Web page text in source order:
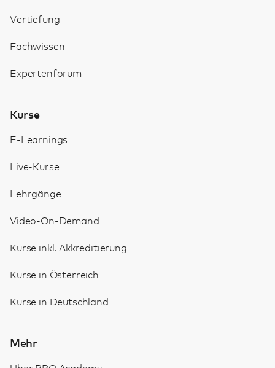
Vertiefung
Fachwissen
Expertenforum
Kurse
E-Learnings
Live-Kurse
Lehrgänge
Video-On-Demand
Kurse inkl. Akkreditierung
Kurse in Österreich
Kurse in Deutschland
Mehr